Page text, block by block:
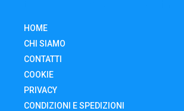
HOME
CHI SIAMO
CONTATTI
COOKIE
PRIVACY
CONDIZIONI E SPEDIZIONI